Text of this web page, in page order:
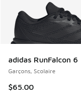
adidas RunFalcon 6
Garçons, Scolaire
$65.00